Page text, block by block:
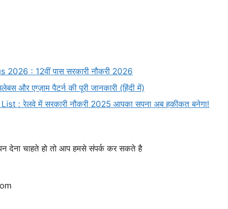
: 12वीं पास सरकारी नौकरी 2026
और एग्ज़ाम पैटर्न की पूरी जानकारी (हिंदी में)
: रेलवे में सरकारी नौकरी 2025 आपका सपना अब हकीकत बनेगा!
देना चाहते हो तो आप हमसे संपर्क कर सकते है